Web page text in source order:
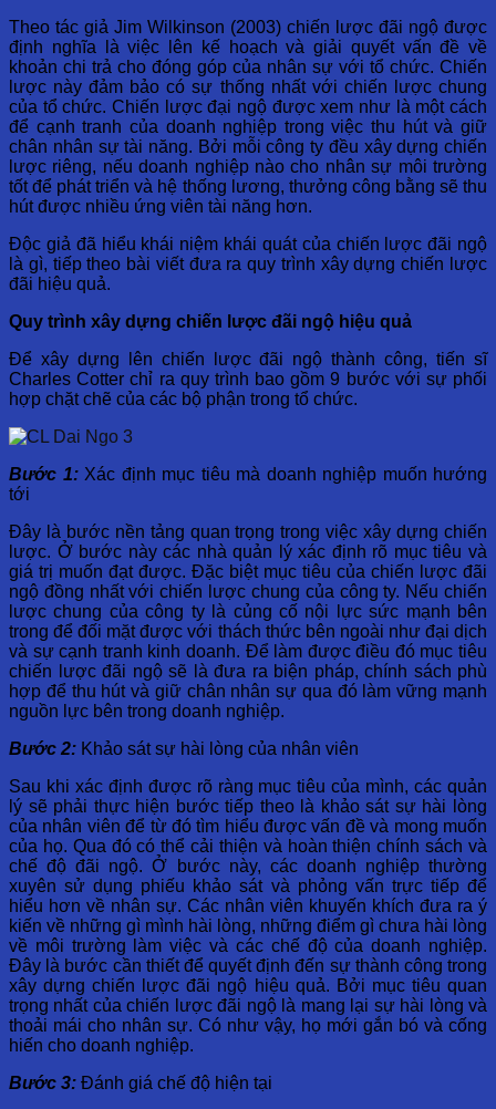
Theo tác giả Jim Wilkinson (2003) chiến lược đãi ngộ được
định nghĩa là việc lên kế hoạch và giải quyết vấn đề về
khoản chi trả cho đóng góp của nhân sự với tổ chức. Chiến
lược này đảm bảo có sự thống nhất với chiến lược chung
của tổ chức. Chiến lược đại ngộ được xem như là một cách
để cạnh tranh của doanh nghiệp trong việc thu hút và giữ
chân nhân sự tài năng. Bởi mỗi công ty đều xây dựng chiến
lược riêng, nếu doanh nghiệp nào cho nhân sự môi trường
tốt để phát triển và hệ thống lương, thưởng công bằng sẽ thu
hút được nhiều ứng viên tài năng hơn.
Độc giả đã hiểu khái niệm khái quát của chiến lược đãi ngộ
là gì, tiếp theo bài viết đưa ra quy trình xây dựng chiến lược
đãi hiệu quả.
Quy trình xây dựng chiến lược đãi ngộ hiệu quả
Để xây dựng lên chiến lược đãi ngộ thành công, tiến sĩ
Charles Cotter chỉ ra quy trình bao gồm 9 bước với sự phối
hợp chặt chẽ của các bộ phận trong tổ chức.
Bước 1:Xác định mục tiêu mà doanh nghiệp muốn hướng
tới
Đây là bước nền tảng quan trọng trong việc xây dựng chiến
lược. Ở bước này các nhà quản lý xác định rõ mục tiêu và
giá trị muốn đạt được. Đặc biệt mục tiêu của chiến lược đãi
ngộ đồng nhất với chiến lược chung của công ty. Nếu chiến
lược chung của công ty là củng cố nội lực sức mạnh bên
trong để đối mặt được với thách thức bên ngoài như đại dịch
và sự cạnh tranh kinh doanh. Để làm được điều đó mục tiêu
chiến lược đãi ngộ sẽ là đưa ra biện pháp, chính sách phù
hợp để thu hút và giữ chân nhân sự qua đó làm vững mạnh
nguồn lực bên trong doanh nghiệp.
Bước 2: Khảo sát sự hài lòng của nhân viên
Sau khi xác định được rõ ràng mục tiêu của mình, các quản
lý sẽ phải thực hiện bước tiếp theo là khảo sát sự hài lòng
của nhân viên để từ đó tìm hiểu được vấn đề và mong muốn
của họ. Qua đó có thể cải thiện và hoàn thiện chính sách và
chế độ đãi ngộ. Ở bước này, các doanh nghiệp thường
xuyên sử dụng phiếu khảo sát và phỏng vấn trực tiếp để
hiểu hơn về nhân sự. Các nhân viên khuyến khích đưa ra ý
kiến về những gì mình hài lòng, những điểm gì chưa hài lòng
về môi trường làm việc và các chế độ của doanh nghiệp.
Đây là bước cần thiết để quyết định đến sự thành công trong
xây dựng chiến lược đãi ngộ hiệu quả. Bởi mục tiêu quan
trọng nhất của chiến lược đãi ngộ là mang lại sự hài lòng và
thoải mái cho nhân sự. Có như vậy, họ mới gắn bó và cống
hiến cho doanh nghiệp.
Bước 3: Đánh giá chế độ hiện tại